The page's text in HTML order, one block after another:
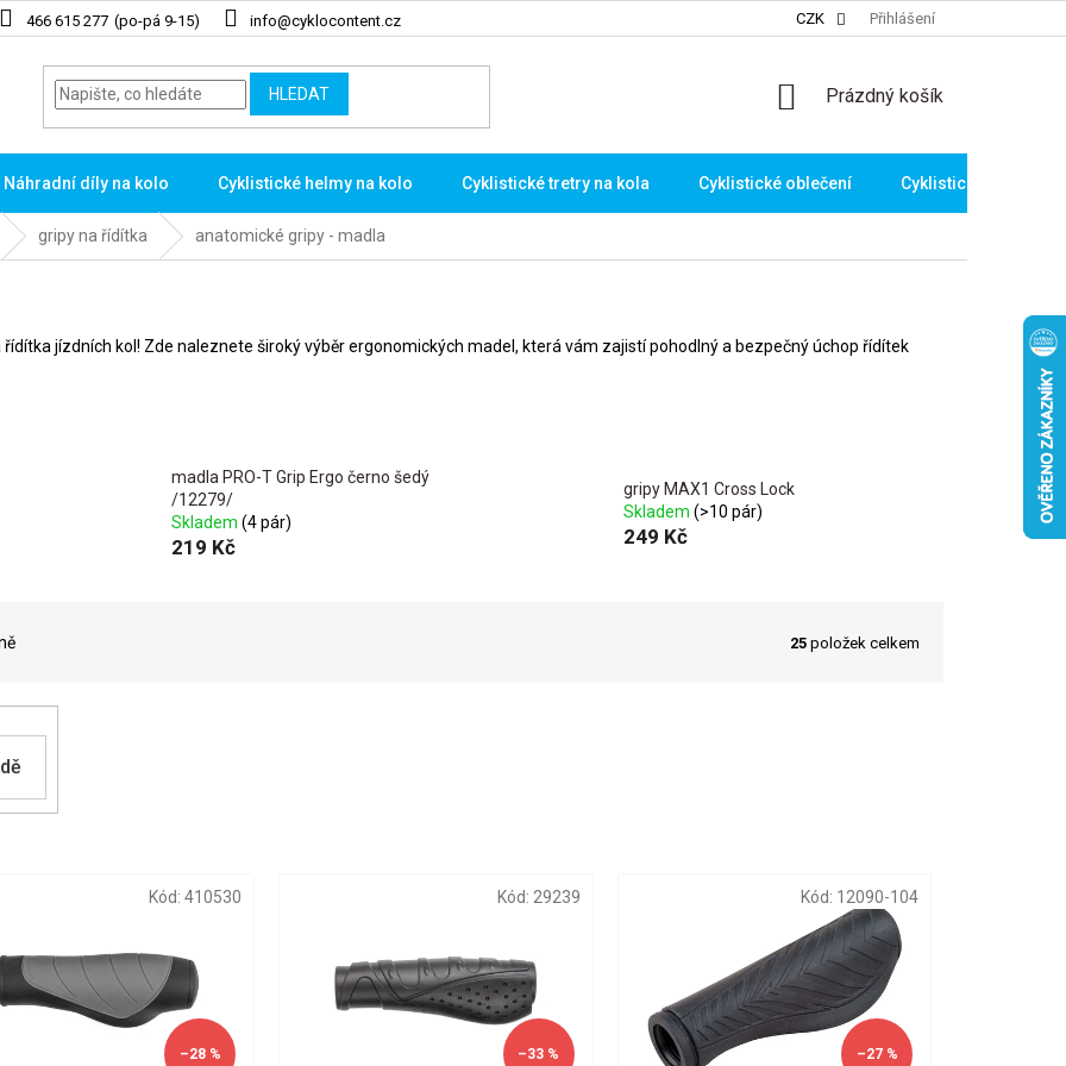
466 615 277 info@cyklocontent.cz CZK Přihlášení
HLEDAT
NÁKUPNÍ
Prázdný košík
Náhradní díly na kolo Cyklistické helmy na kolo Cyklistické tretry na kola Cyklistické oblečení Cyklistické brýle
gripy na řídítka anatomické gripy - madla
jízdních kol! Zde naleznete široký výběr ergonomických madel, která vám zajistí pohodlný a bezpečný úchop řídítek
madla PRO-T Grip Ergo černo šedý
/12279/
Skladem(4 pár)
219 Kč
gripy MAX1 Cross Lock
Skladem (>10 pár)
249 Kč
25 položek celkem
–28 %
Kód: 410530
–33 %
Kód: 29239
–27 %
Kód: 12090-104